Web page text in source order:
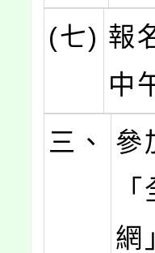
(七) 報
中
三、
參
網